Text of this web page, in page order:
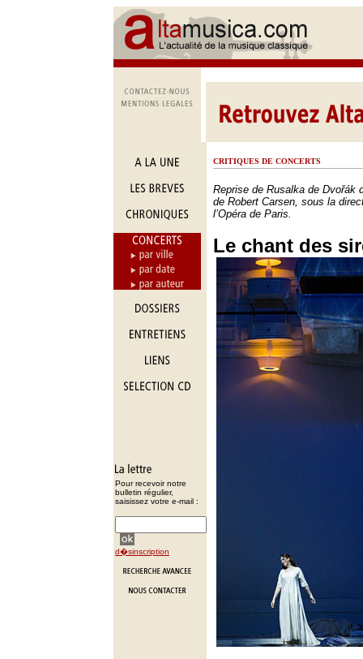
Pour recevoir notre
bulletin régulier,
saisissez votre e-mail :
d�sinscription
CRITIQUES DE CONCERTS
Reprise de Rusalka de Dvořák
de Robert Carsen, sous la
l’Opéra de Paris.
Le chant des